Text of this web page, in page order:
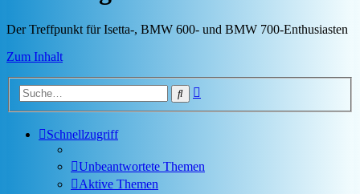
Der Treffpunkt für Isetta-, BMW 600- und BMW 700-Enthusiasten
Zum Inhalt
Suche
Schnellzugriff
Unbeantwortete Themen
Aktive Themen